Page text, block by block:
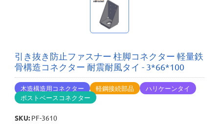
引き抜き防止ファスナー 柱脚コネクター 軽量鉄
骨構造コネクター 耐震耐風タイ - 3*66*100
木造構造用コネクター 軽鋼接続部品
ハリケーンタイ
ポストベースコネクター
SKU: PF-3610